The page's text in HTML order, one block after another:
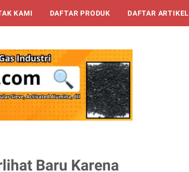
KAMI DAFTAR PRODUK DAFTAR ARTIKEL
Baru Karena